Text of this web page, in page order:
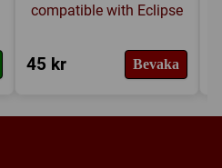
compatible with Eclipse
45 kr Bevaka